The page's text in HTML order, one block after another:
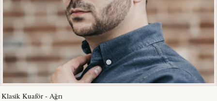
Klasik Kuaför - Ağrı